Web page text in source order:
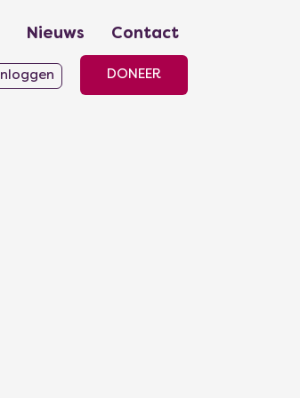
Nieuws Contact
Inloggen DONEER